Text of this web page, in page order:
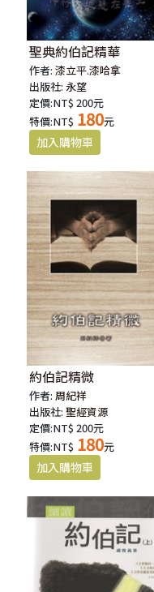
聖典約伯記精華
作者:漆立平.漆哈拿
出版社:永望
定價:NT$ 200元
特價:NT$ 180元
約伯記精微
作者:周紀祥
出版社:聖經資源
定價:NT$ 200元
特價:NT$ 180元